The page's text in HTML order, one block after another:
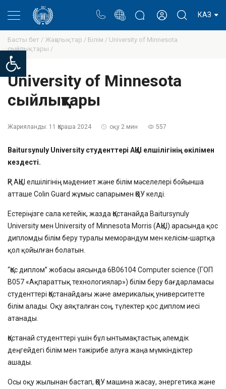
Open toolbar
КАЗ
Басты бет / Жаңалықтар / Білім / University of Minnesota
сыйлықтары /
University of Minnesota
сыйлықтары
Жарияланды: 11 Қараша 2024 оқу 2 мин 557
Baitursynuly University студенттері АҚШ елшілігінің өкілімен
кездесті.
ҚР АҚШ елшілігінің мәдениет және білім мәселелері бойынша
атташе Colin Guard жұмыс сапарымен ҚӨУ келді.
Естеріңізге сала кетейік, жазда Қостанайда Baitursynuly
University мен University of Minnesota Morris (АҚШ) арасында қос
дипломды білім беру туралы меморандум мен келісім-шартқа
қол қойылған болатын.
“Қос диплом” жобасы аясында 6B06104 Computer science (ГОП
B057 «Ақпараттық технологиялар») білім беру бағдарламасы
студенттері Қостанайдағы және америкалық университетте
білім алады. Оқу аяқталған соң, түлектер қос диплом иесі
атанады.
Қостанай студенттері үшін бұл ынтымақтастық әлемдік
деңгейдегі білім мен тәжірибе алуға жаңа мүмкіндіктер
ашады.
Осы оқу жылынан бастап, ҚӨУ машина жасау, энергетика және